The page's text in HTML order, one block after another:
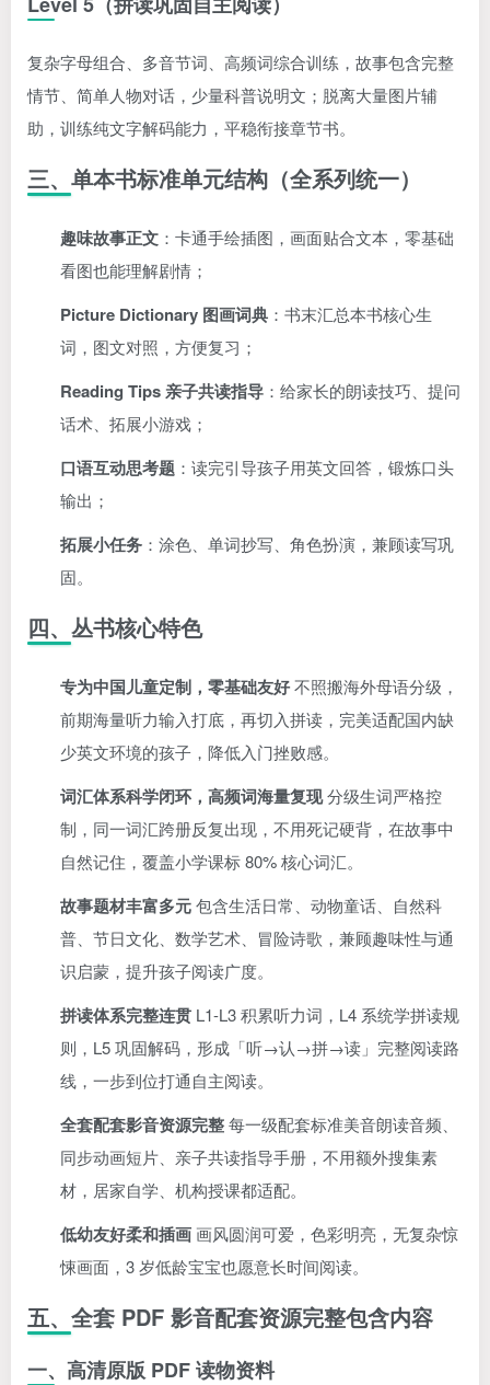
复杂字母组合、多音节词、高频词综合训练，故事包含完整
情节、简单人物对话，少量科普说明文；脱离大量图片辅
助，训练纯文字解码能力，平稳衔接章节书。
三、单本书标准单元结构（全系列统一）
趣味故事正文 ：卡通手绘插图，画面贴合文本，零基础
看图也能理解剧情；
Picture Dictionary 图画词典 ：书末汇总本书核心生
词，图文对照，方便复习；
Reading Tips 亲子共读指导 ：给家长的朗读技巧、提问
话术、拓展小游戏；
口语互动思考题 ：读完引导孩子用英文回答，锻炼口头
输出；
拓展小任务 ：涂色、单词抄写、角色扮演，兼顾读写巩
固。
四、丛书核心特色
专为中国儿童定制，零基础友好不照搬海外母语分级，
前期海量听力输入打底，再切入拼读，完美适配国内缺
少英文环境的孩子，降低入门挫败感。
词汇体系科学闭环，高频词海量复现分级生词严格控
制，同一词汇跨册反复出现，不用死记硬背，在故事中
自然记住，覆盖小学课标 80% 核心词汇。
故事题材丰富多元包含生活日常、动物童话、自然科
普、节日文化、数学艺术、冒险诗歌，兼顾趣味性与通
识启蒙，提升孩子阅读广度。
拼读体系完整连贯 L1-L3 积累听力词，L4 系统学拼读规
则，L5 巩固解码，形成「听→认→拼→读」完整阅读路
线，一步到位打通自主阅读。
全套配套影音资源完整每一级配套标准美音朗读音频、
同步动画短片、亲子共读指导手册，不用额外搜集素
材，居家自学、机构授课都适配。
低幼友好柔和插画 画风圆润可爱，色彩明亮，无复杂惊
悚画面，3 岁低龄宝宝也愿意长时间阅读。
五、全套 PDF 影音配套资源完整包含内容
一、高清原版 PDF 读物资料